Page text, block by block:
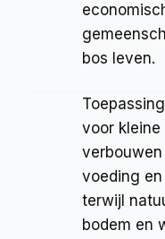
bos leven.
voor
voeding
terwijl
bodem en